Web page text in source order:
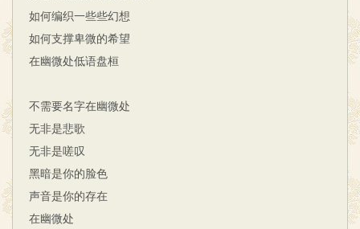
如何编织一些些幻想
如何支撑卑微的希望
在幽微处低语盘桓
不需要名字在幽微处
无非是悲歌
无非是嗟叹
黑暗是你的脸色
声音是你的存在
在幽微处